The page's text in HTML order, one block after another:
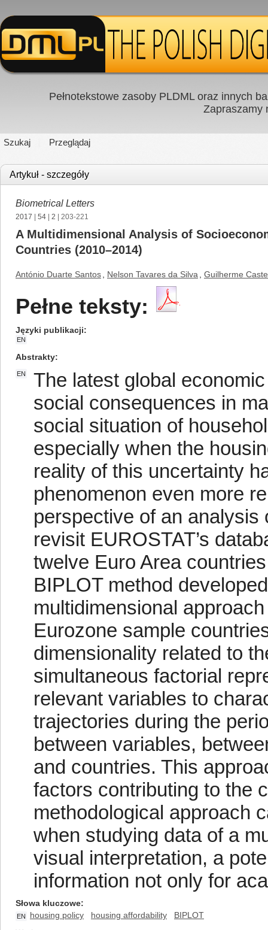
Pełnotekstowe zasoby PLDML oraz innych
Zapraszamy
Szukaj Przeglądaj
Artykuł - szczegóły
Biometrical Letters
2017 54 2 | 203-221
A Multidimensional Analysis of
Countries (2010–2014)
António Duarte Santos Nelson Tavares da Silva Guilherme
Pełne teksty:
Języki publikacji
EN
Abstrakty
EN
The latest global
social consequences in
social situation of
especially when the
reality of this uncertainty
phenomenon even more
perspective of an
revisit EUROSTAT’s
twelve Euro Area
BIPLOT method
multidimensional
Eurozone sample
dimensionality related to
simultaneous factorial
relevant variables to
trajectories during the
between variables,
and countries. This
factors contributing to the
methodological approach
when studying data of a
visual interpretation, a
information not only for
Słowa kluczowe
EN housing policy housing affordability
BIPLOT